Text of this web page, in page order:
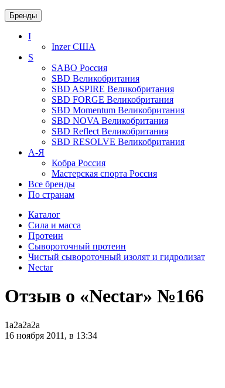
Бренды
I
InzerСША
S
SABO Россия
SBD Великобритания
SBD ASPIRE Великобритания
SBD FORGE Великобритания
SBD Momentum Великобритания
SBD NOVA Великобритания
SBD Reflect Великобритания
SBD RESOLVE Великобритания
А-Я
Кобра Россия
Мастерская спорта Россия
Все бренды
По странам
Каталог
Сила и масса
Протеин
Сывороточный протеин
Чистый сывороточный изолят и гидролизат
Nectar
Отзыв о «Nectar» №166
1a2a2a2a
16 ноября 2011, в 13:34